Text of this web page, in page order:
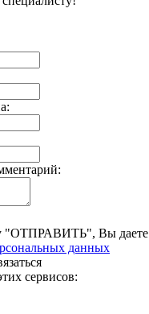
"ОТПРАВИТЬ", Вы даете
данных
сервисов: